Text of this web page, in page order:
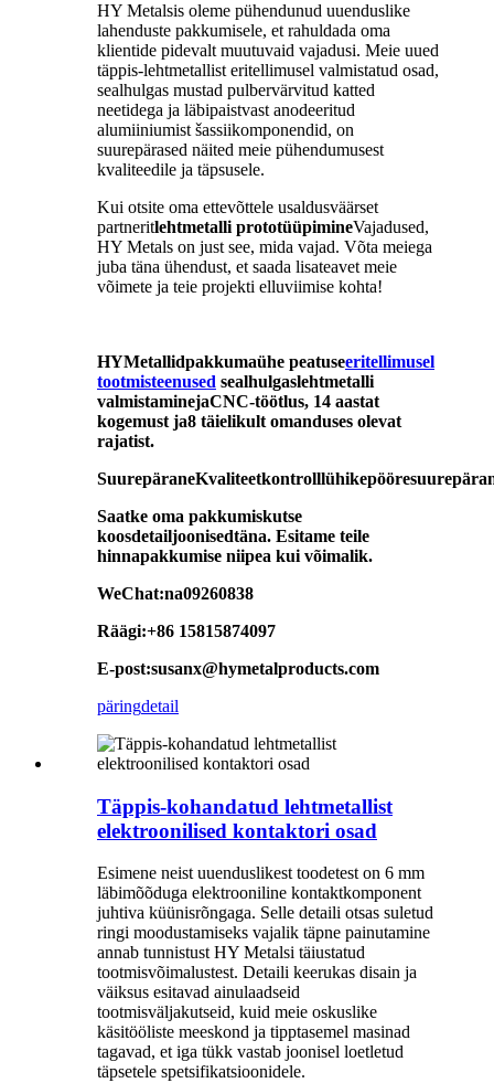
HY Metalsis oleme pühendunud uuenduslike
lahenduste pakkumisele, et rahuldada oma
klientide pidevalt muutuvaid vajadusi. Meie uued
täppis-lehtmetallist eritellimusel valmistatud osad,
sealhulgas mustad pulbervärvitud katted
neetidega ja läbipaistvast anodeeritud
alumiiniumist šassiikomponendid, on
suurepärased näited meie pühendumusest
kvaliteedile ja täpsusele.
Kui otsite oma ettevõttele usaldusväärset
partneritlehtmetalli prototüüpimineVajadused,
HY Metals on just see, mida vajad. Võta meiega
juba täna ühendust, et saada lisateavet meie
võimete ja teie projekti elluviimise kohta!
HYMetallidpakkumaühe peatuseeritellimusel
tootmisteenused sealhulgaslehtmetalli
valmistaminejaCNC-töötlus, 14 aastat
kogemust ja8 täielikult omanduses olevat
rajatist.
SuurepäraneKvaliteetkontrolllühikepööre
Saatke oma pakkumiskutse
koosdetailjoonisedtäna. Esitame teile
hinnapakkumise niipea kui võimalik.
WeChat:na09260838
Räägi:+86 15815874097
E-post:susanx@hymetalproducts.com
päringdetail
Täppis-kohandatud lehtmetallist
elektroonilised kontaktori osad
Esimene neist uuenduslikest toodetest on 6 mm
läbimõõduga elektrooniline kontaktkomponent
juhtiva küünisrõngaga. Selle detaili otsas suletud
ringi moodustamiseks vajalik täpne painutamine
annab tunnistust HY Metalsi täiustatud
tootmisvõimalustest. Detaili keerukas disain ja
väiksus esitavad ainulaadseid
tootmisväljakutseid, kuid meie oskuslike
käsitööliste meeskond ja tipptasemel masinad
tagavad, et iga tükk vastab joonisel loetletud
täpsetele spetsifikatsioonidele.